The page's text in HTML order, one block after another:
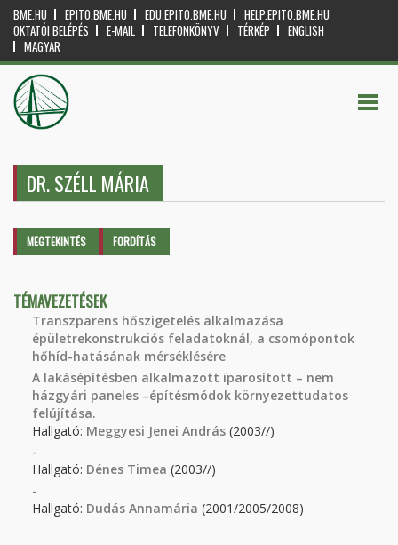
BME.HU EPITO.BME.HU EDU.EPITO.BME.HU
HELP.EPITO.BME.HU
OKTATÓI BELÉPÉS
E-MAIL TELEFONKÖNYV TÉRKÉP
ENGLISH
MAGYAR
DR. SZÉLL MÁRIA
Elsődleges fülek
MEGTEKINTÉS (AKTÍVFORDÍTÁS
TÉMAVEZETÉSEK
Transzparens hőszigetelés alkalmazása
épületrekonstrukciós feladatoknál, a csomópontok
hőhíd-hatásának mérséklésére
A lakásépítésben alkalmazott iparosított – nem
házgyári paneles –építésmódok környezettudatos
felújítása.
Hallgató: Meggyesi Jenei András (2003//)
-
Hallgató: Dénes Timea (2003//)
-
Hallgató: Dudás Annamária (2001/2005/2008)